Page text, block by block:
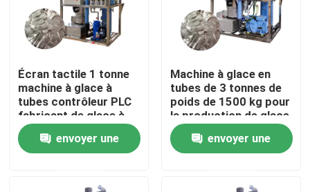
À la maison
Produits
Le spectacle VR
Écran tactile 1 tonne
machine à glace à
tubes contrôleur PLC
fabricant de glace à
tubes automatisé
envoyer une
Machine à glace en
tubes de 3 tonnes de
poids de 1500 kg pour
la production de glace
de qualité alimentaire
en ventes et
performances
envoyer une